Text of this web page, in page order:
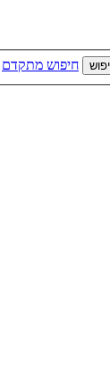
חיפוש מתקדם